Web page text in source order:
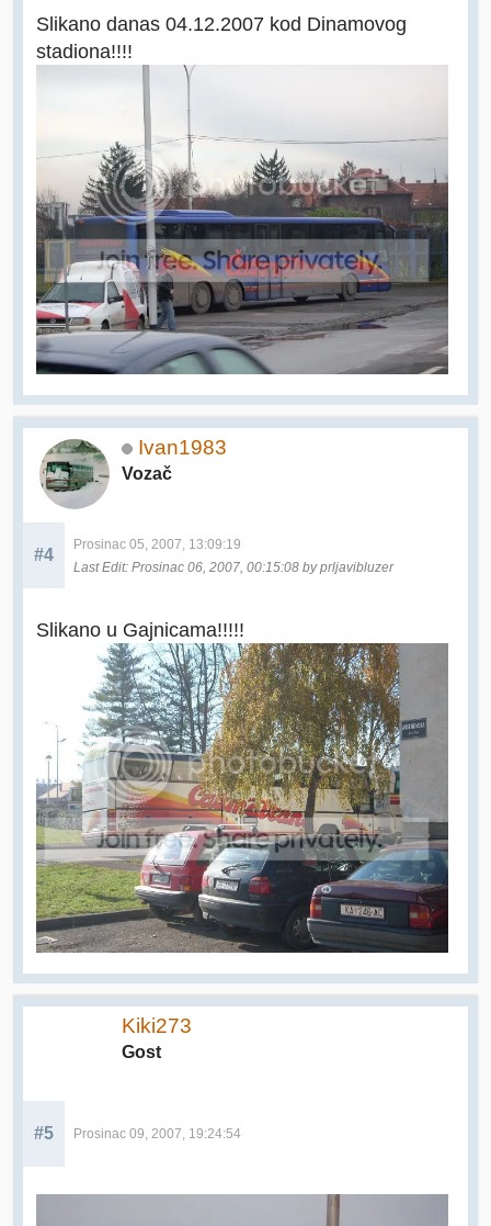
Slikano danas 04.12.2007 kod Dinamovog
stadiona!!!!
Ivan1983
Vozač
#4
Prosinac 05, 2007, 13:09:19
Last Edit: Prosinac 06, 2007, 00:15:08 by prljavibluzer
Slikano u Gajnicama!!!!!
Kiki273
Gost
#5 Prosinac 09, 2007, 19:24:54